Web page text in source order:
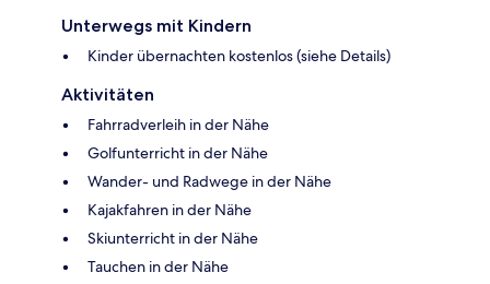
Unterwegs mit Kindern
Kinder übernachten kostenlos (siehe Details)
Aktivitäten
Fahrradverleih in der Nähe
Golfunterricht in der Nähe
Wander- und Radwege in der Nähe
Kajakfahren in der Nähe
Skiunterricht in der Nähe
Tauchen in der Nähe